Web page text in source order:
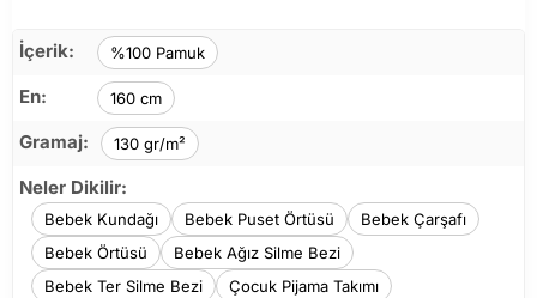
İçerik: %100 Pamuk
En: 160 cm
Gramaj: 130 gr/m²
Neler Dikilir:
Bebek Kundağı Bebek Puset Örtüsü
Bebek Çarşafı
Bebek Örtüsü
Bebek Ağız Silme Bezi
Bebek Ter Silme Bezi
Çocuk Pijama Takımı